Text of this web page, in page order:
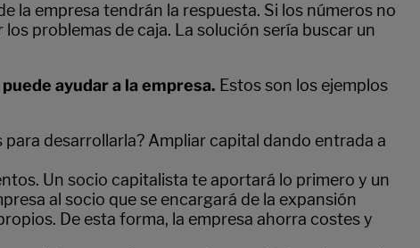
la empresa tendrán la respuesta. Si los números no
problemas de caja. La solución sería buscar un
ayudar a la empresa. Estos son los ejemplos
desarrollarla? Ampliar capital dando entrada a
Un socio capitalista te aportará lo primero y un
al socio que se encargará de la expansión
De esta forma, la empresa ahorra costes y